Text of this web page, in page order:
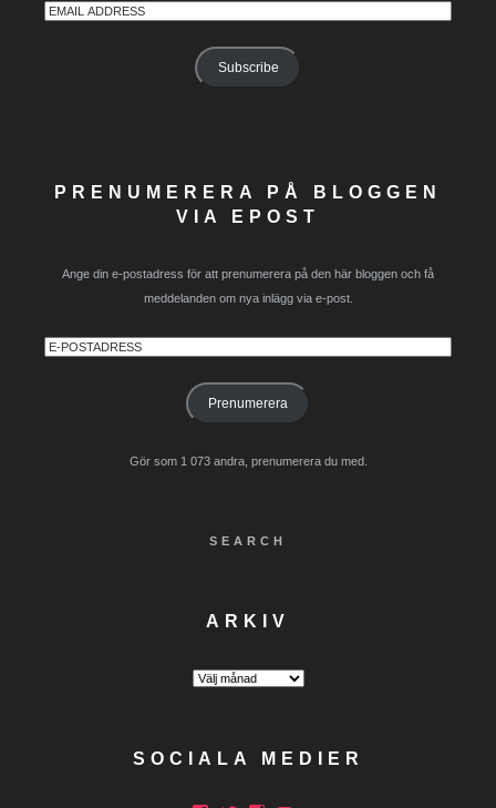
Email
Subscribe
PRENUMERERA PÅ BLOGGEN
VIA EPOST
Ange din e-postadress för att prenumerera på den här bloggen och få
meddelanden om nya inlägg via e-post.
E-
Prenumerera
Gör som 1 073 andra, prenumerera du med.
SEARCH
ARKIV
Arkiv
SOCIALA MEDIER